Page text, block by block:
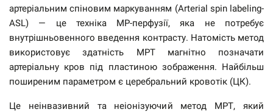
артеріальним спіновим маркуванням (Arterial spin labeling-
ASL) — це техніка МР-перфузії, яка не потребує
внутрішньовенного введення контрасту. Натомість метод
використовує здатність МРТ магнітно позначати
артеріальну кров під пластиною зображення. Найбільш
поширеним параметром є церебральний кровотік (ЦК).
Це неінвазивний та неіонізуючий метод МРТ, який